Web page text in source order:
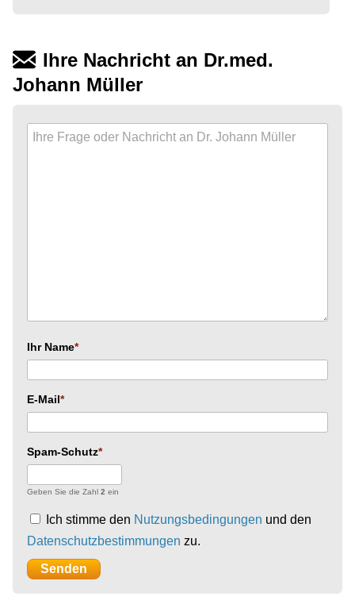
Ihre Nachricht an Dr.med.
Johann Müller
Ihr Name
E-Mail
Spam-Schutz
Geben Sie die Zahl 2 ein
Ich stimme den Nutzungsbedingungen und den
Datenschutzbestimmungen zu.